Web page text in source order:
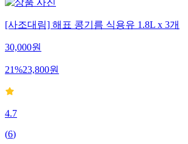
[사조대림] 해표 콩기름 식용유 1.8L x 3개
30,000원
21%23,800원
4.7
(6)